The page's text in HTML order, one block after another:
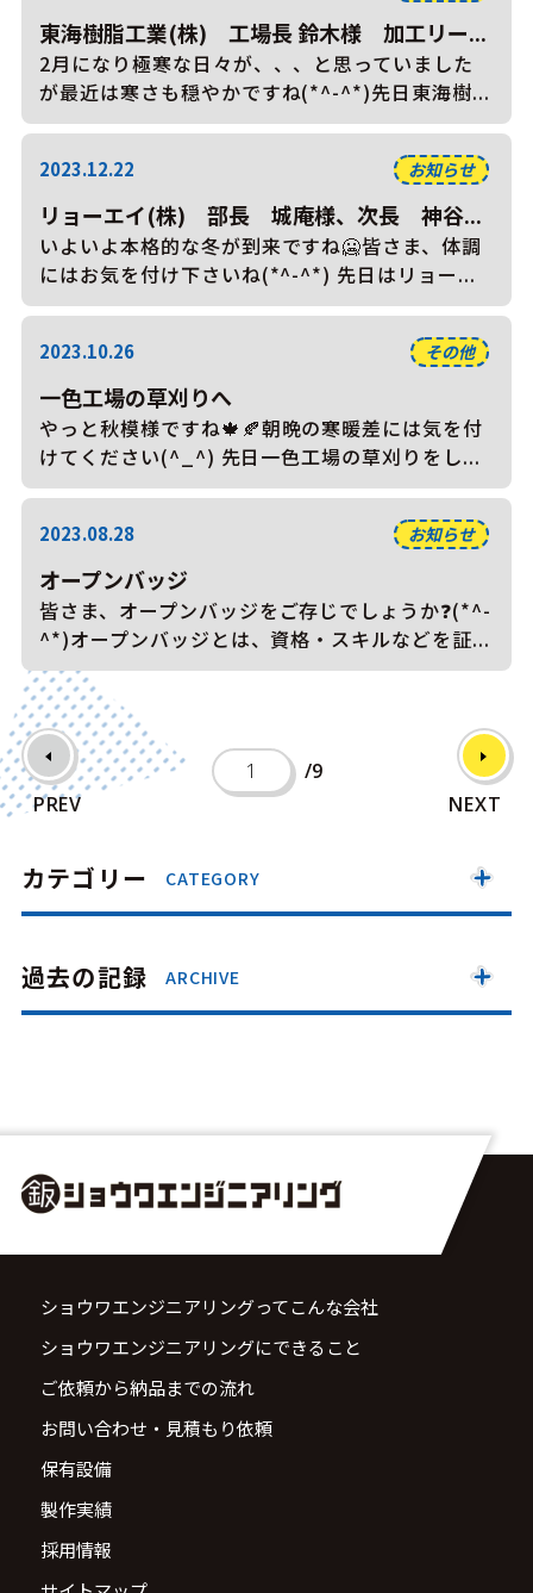
東海樹脂工業(株) 工場長 鈴木様 加工リー...
2月になり極寒な日々が、、、と思っていました
が最近は寒さも穏やかですね(*^-^*)先日東海樹...
2023.12.22 お知らせ
リョーエイ(株) 部長 城庵様、次長 神谷...
いよいよ本格的な冬が到来ですね🥶皆さま、体調
にはお気を付け下さいね(*^-^*) 先日はリョー...
2023.10.26 その他
一色工場の草刈りへ
やっと秋模様ですね🍁🍂朝晩の寒暖差には気を付
けてください(^_^) 先日一色工場の草刈りをし...
2023.08.28 お知らせ
オープンバッジ
皆さま、オープンバッジをご存じでしょうか❓(*^-
^*)オープンバッジとは、資格・スキルなどを証...
PREV
/9
NEXT
カテゴリー CATEGORY
過去の記録 ARCHIVE
ショウワエンジニアリングってこんな会社
ショウワエンジニアリングにできること
ご依頼から納品までの流れ
お問い合わせ・見積もり依頼
保有設備
製作実績
採用情報